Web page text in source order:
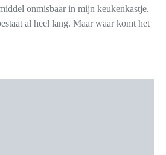
onmisbaar in mijn keukenkastje.
al heel lang. Maar waar komt het